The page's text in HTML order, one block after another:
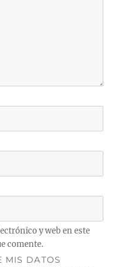
y web en este
comente.
MIS DATOS